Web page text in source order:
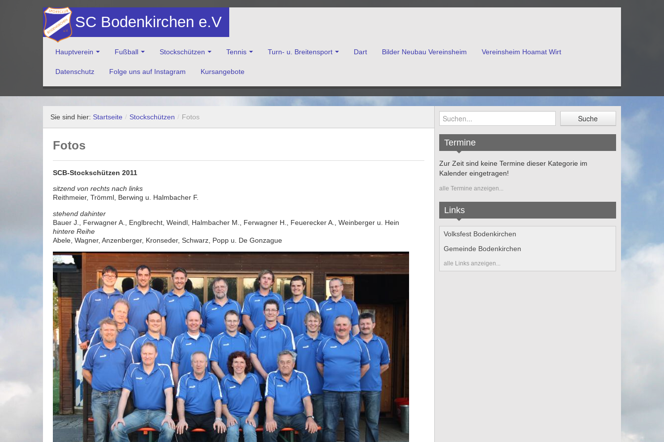
SC Bodenkirchen e.V
Hauptverein Fußball Stockschützen Tennis Turn- u. Breitensport Dart Bilder Neubau Vereinsheim Vereinsheim Hoamat Wirt
Datenschutz Folge uns auf Instagram
Kursangebote
Sie sind hier: Startseite / Stockschützen / Fotos
Fotos
SCB-Stockschützen 2011
sitzend von rechts nach links
Reithmeier, Trömml, Berwing u. Halmbacher F.
stehend dahinter
Bauer J., Ferwagner A., Englbrecht, Weindl, Halmbacher M., Ferwagner H., Feuerecker A., Weinberger u. Hein
hintere Reihe
Abele, Wagner, Anzenberger, Kronseder, Schwarz, Popp u. De Gonzague
Termine
Zur Zeit sind keine Termine dieser Kategorie im
Kalender eingetragen!
alle Termine anzeigen...
Links
Volksfest Bodenkirchen
Gemeinde Bodenkirchen
alle Links anzeigen...